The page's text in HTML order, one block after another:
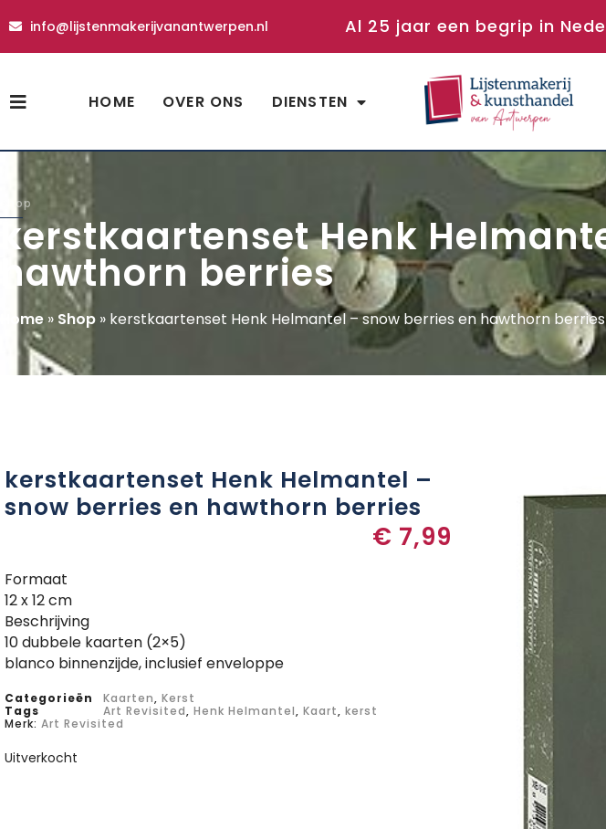
info@lijstenmakerijvanantwerpen.nl Al 25 jaar een begrip in
HOME OVER ONS DIENSTEN
shop
kerstkaartenset Henk
hawthorn berries
Home » Shop » kerstkaartenset Henk Helmantel – snow berries en hawthorn berries
kerstkaartenset Henk Helmantel –
snow berries en hawthorn berries
€ 7,99
Formaat
12 x 12 cm
Beschrijving
10 dubbele kaarten (2×5)
blanco binnenzijde, inclusief enveloppe
Categorieën Kaarten, Kerst
Tags
Art Revisited, Henk Helmantel, Kaart, kerst
Merk: Art Revisited
Uitverkocht